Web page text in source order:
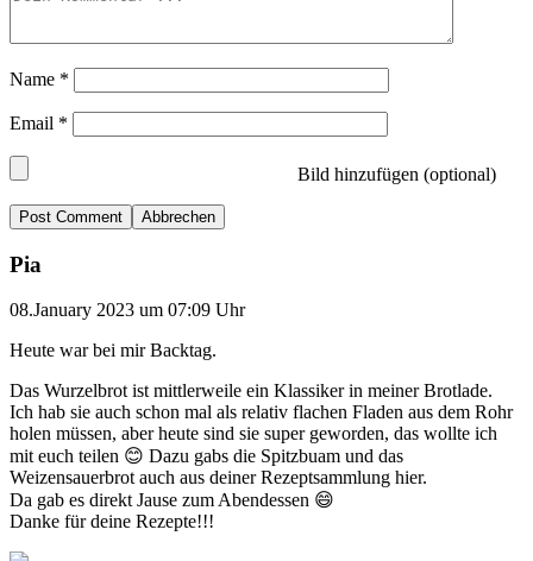
Name *
Email *
Bild hinzufügen (optional)
Abbrechen
Pia
08.January 2023 um 07:09 Uhr
Heute war bei mir Backtag.
Das Wurzelbrot ist mittlerweile ein Klassiker in meiner Brotlade.
Ich hab sie auch schon mal als relativ flachen Fladen aus dem Rohr
holen müssen, aber heute sind sie super geworden, das wollte ich
mit euch teilen 😊 Dazu gabs die Spitzbuam und das
Weizensauerbrot auch aus deiner Rezeptsammlung hier.
Da gab es direkt Jause zum Abendessen 😄
Danke für deine Rezepte!!!